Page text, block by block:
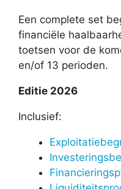
tot
Een complete set
financiële
toetsen voor de
en/of 13 perioden.
Editie 2026
Inclusief: